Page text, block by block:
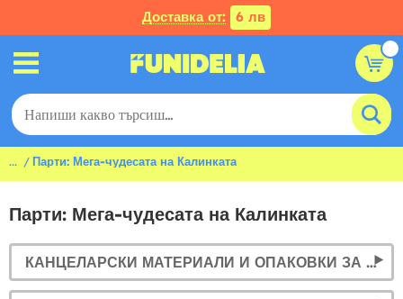
Доставка от: 6 лв
... Парти: Мега-чудесата на Калинката
Парти: Мега-чудесата на Калинката
КАНЦЕЛАРСКИ МАТЕРИАЛИ И ОПАКОВКИ ЗА ПОДАРЪЦИ